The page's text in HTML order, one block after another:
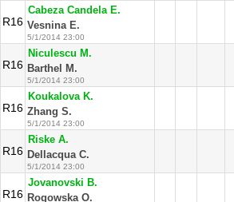
R16
Cabeza Candela E.
Vesnina E.
5/1/2014 23:00
R16
Niculescu M.
Barthel M.
5/1/2014 23:00
R16
Koukalova K.
Zhang S.
5/1/2014 23:00
R16
Riske A.
Dellacqua C.
5/1/2014 23:00
R16
Jovanovski B.
Rogowska O.